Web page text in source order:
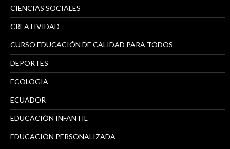
CIENCIAS SOCIALES
CREATIVIDAD
CURSO EDUCACIÓN DE CALIDAD PARA TODOS
DEPORTES
ECOLOGIA
ECUADOR
EDUCACIÓN INFANTIL
EDUCACION PERSONALIZADA